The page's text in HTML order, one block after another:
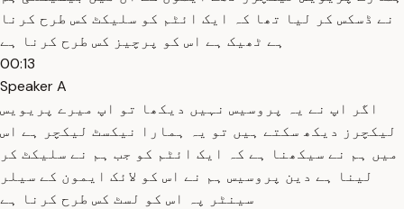
نے ڈسکس کر لیا تھا کہ ایک ائٹم کو سلیکٹ کس طرح کرنا
ہے ٹھیک ہے اس کو پرچیز کس طرح کرنا ہے
00:13
Speaker A
اگر اپ نے یہ پروسیس نہیں دیکھا تو اپ میرے پریویس
لیکچرز دیکھ سکتے ہیں تو یہ ہمارا نیکسٹ لیکچر ہے اس
میں ہم نے سیکھنا ہے کہ ایک ائٹم کو جب ہم نے سلیکٹ کر
لینا ہے دین پروسیس ہم نے اس کو لائک ایمون کے سیلر
سینٹر پہ اس کو لسٹ کس طرح کرنا ہے